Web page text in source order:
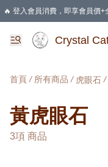
🔥 登入會員消費，即享會員價+
🛍️ 購物滿HKD 400 即享免運費
Crystal
首頁 / 所有商品 / 虎眼石 /
黃虎眼石
3項 商品